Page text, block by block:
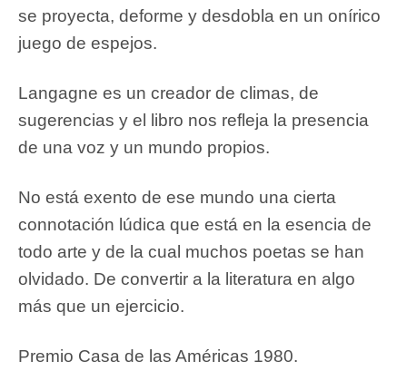
se proyecta, deforme y desdobla en un onírico
juego de espejos.
Langagne es un creador de climas, de
sugerencias y el libro nos refleja la presencia
de una voz y un mundo propios.
No está exento de ese mundo una cierta
connotación lúdica que está en la esencia de
todo arte y de la cual muchos poetas se han
olvidado. De convertir a la literatura en algo
más que un ejercicio.
Premio Casa de las Américas 1980.